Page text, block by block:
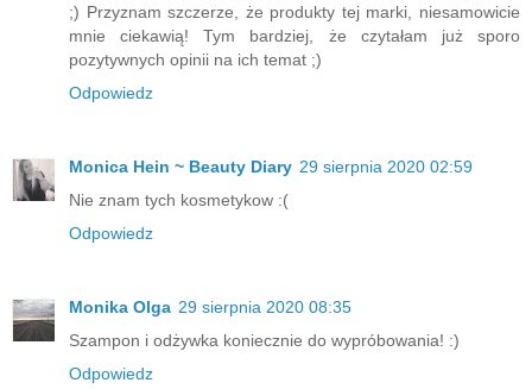
;) Przyznam szczerze, że produkty tej marki, niesamowicie
mnie ciekawią! Tym bardziej, że czytałam już sporo
pozytywnych opinii na ich temat ;)
Odpowiedz
Monica Hein ~ Beauty Diary 29 sierpnia 2020 02:59
Nie znam tych kosmetykow :(
Odpowiedz
Monika Olga 29 sierpnia 2020 08:35
Szampon i odżywka koniecznie do wypróbowania! :)
Odpowiedz